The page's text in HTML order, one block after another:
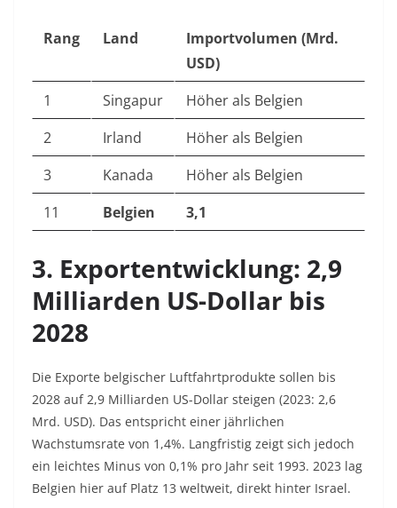
Rang Land
Importvolumen (Mrd.
USD)
1
Singapur
Höher als Belgien
2
Irland
Höher als Belgien
3
Kanada
Höher als Belgien
11
Belgien 3,1
3. Exportentwicklung: 2,9
Milliarden US-Dollar bis
2028
Die Exporte belgischer Luftfahrtprodukte sollen bis
2028 auf 2,9 Milliarden US-Dollar steigen (2023: 2,6
Mrd. USD). Das entspricht einer jährlichen
Wachstumsrate von 1,4%. Langfristig zeigt sich jedoch
ein leichtes Minus von 0,1% pro Jahr seit 1993. 2023 lag
Belgien hier auf Platz 13 weltweit, direkt hinter Israel.